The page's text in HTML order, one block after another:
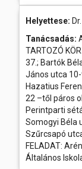
Helyettese:
Tanácsadás:
TARTOZÓ
37.; Bartók
János utca 10-
Hazatius
22 –től páros
Perintparti
Somogyi Béla
Szűrcsapó
FELADAT:
Általános